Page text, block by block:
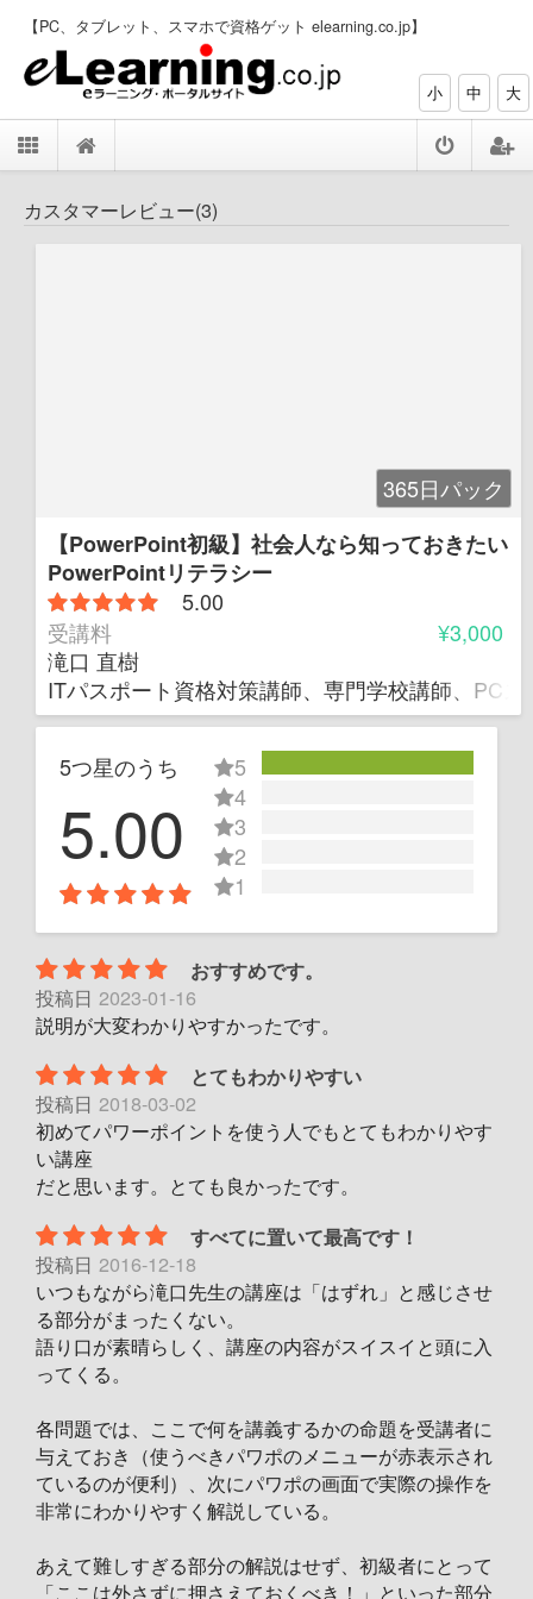
【PC、タブレット、スマホで資格ゲット elearning.co.jp】
小 中 大
カスタマーレビュー(3)
365日パック
【PowerPoint初級】社会人なら知っておきたい
PowerPointリテラシー
5.00
受講料
¥3,000
滝口 直樹
ITパスポート資格対策講師、専門学校講師、PC
5つ星のうち
5.00
5
4
3
2
1
おすすめです。
投稿日 2023-01-16
説明が大変わかりやすかったです。
とてもわかりやすい
投稿日 2018-03-02
初めてパワーポイントを使う人でもとてもわかりやす
い講座
だと思います。とても良かったです。
すべてに置いて最高です！
投稿日 2016-12-18
いつもながら滝口先生の講座は「はずれ」と感じさせ
る部分がまったくない。
語り口が素晴らしく、講座の内容がスイスイと頭に入
ってくる。
各問題では、ここで何を講義するかの命題を受講者に
与えておき（使うべきパワポのメニューが赤表示され
ているのが便利）、次にパワポの画面で実際の操作を
非常にわかりやすく解説している。
あえて難しすぎる部分の解説はせず、初級者にとって
「ここは外さずに押さえておくべき！」といった部分